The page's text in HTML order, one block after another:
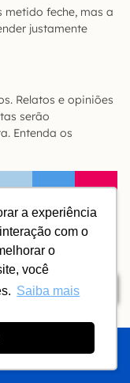
a experiência
com o
o
você
Saiba mais
COMER FAZER
Índice
metido feche, mas a
justamente
Relatos e opiniões
serão
Entenda os